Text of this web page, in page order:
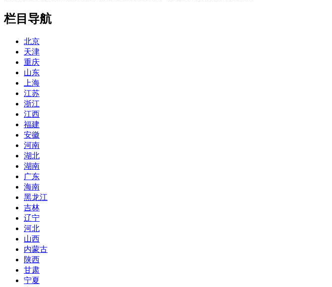
栏目导航
北京
天津
重庆
山东
上海
江苏
浙江
江西
福建
安徽
河南
湖北
湖南
广东
海南
黑龙江
吉林
辽宁
河北
山西
内蒙古
陕西
甘肃
宁夏